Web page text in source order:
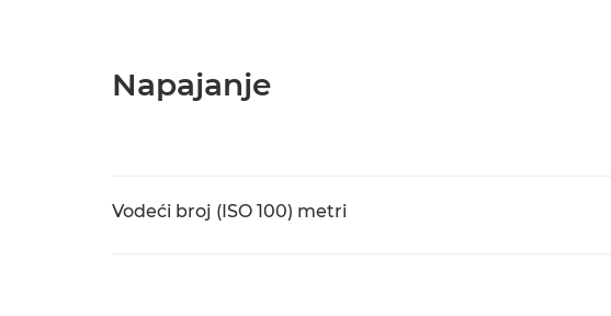
Napajanje
Vodeći broj (ISO 100) metri